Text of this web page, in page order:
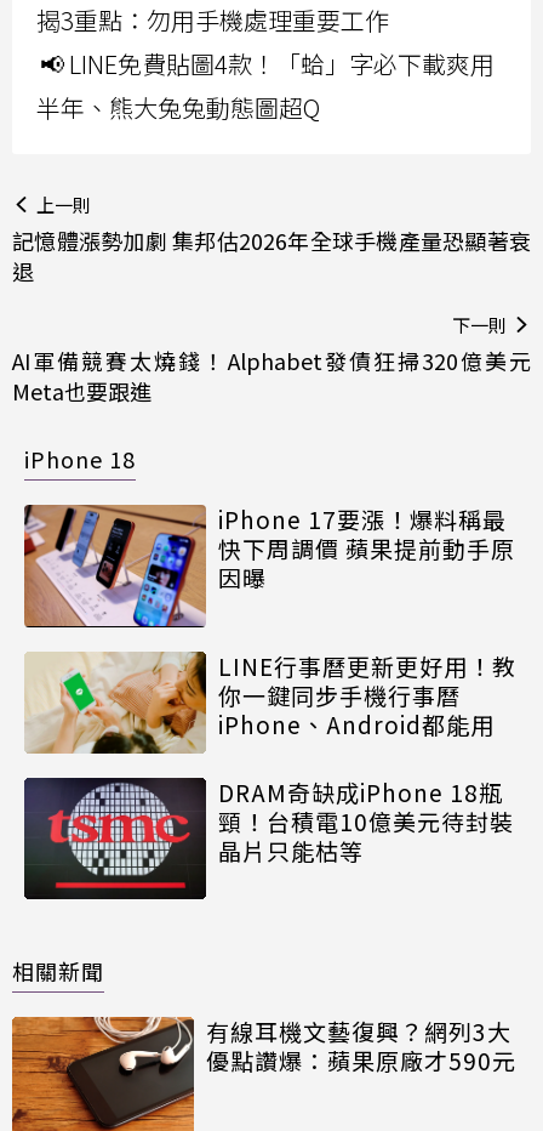
揭3重點：勿用手機處理重要工作
📢 LINE免費貼圖4款！「蛤」字必下載爽用
半年、熊大兔兔動態圖超Q
上一則
記憶體漲勢加劇 集邦估2026年全球手機產量恐顯著衰
退
下一則
AI軍備競賽太燒錢！Alphabet發債狂掃320億美元
Meta也要跟進
iPhone 18
iPhone 17要漲！爆料稱最
快下周調價 蘋果提前動手原
因曝
LINE行事曆更新更好用！教
你一鍵同步手機行事曆
iPhone、Android都能用
DRAM奇缺成iPhone 18瓶
頸！台積電10億美元待封裝
晶片只能枯等
相關新聞
有線耳機文藝復興？網列3大
優點讚爆：蘋果原廠才590元